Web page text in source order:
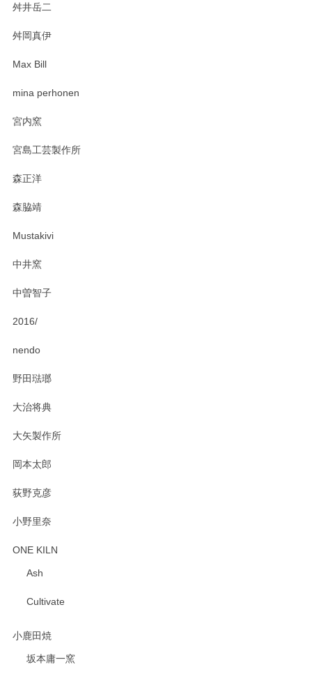
おかけしました。 ありがとうございます。
舛井岳二
舛岡真伊
Max Bill
mina perhonen
宮内窯
宮島工芸製作所
森正洋
森脇靖
Mustakivi
中井窯
中曽智子
2016/
nendo
野田琺瑯
大治将典
大矢製作所
岡本太郎
荻野克彦
小野里奈
ONE KILN
Ash
Cultivate
小鹿田焼
坂本庸一窯